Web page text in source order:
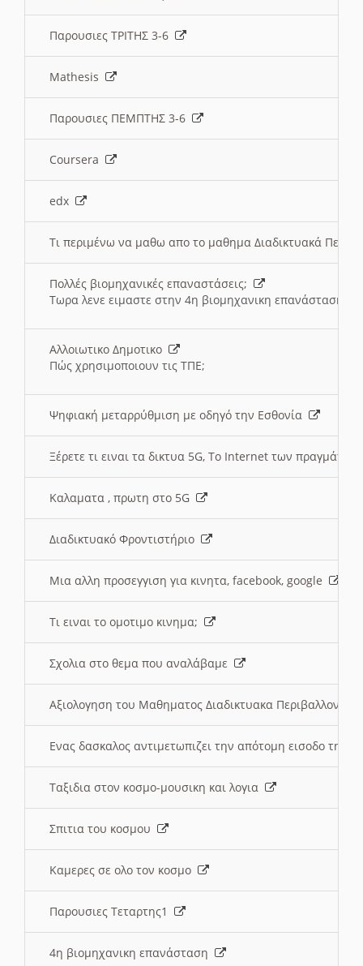
Παρουσιες ΤΡΙΤΗΣ 3-6
Mathesis
Παρουσιες ΠΕΜΠΤΗΣ 3-6
Coursera
edx
Τι περιμένω να μαθω απο το μαθημα Διαδικτυακά
Πολλές βιομηχανικές επαναστάσεις;
Τωρα λενε ειμαστε στην 4η βιομηχανικη επανάσταση
Αλλοιωτικο Δημοτικο
Πώς χρησιμοποιουν τις ΤΠΕ;
Ψηφιακή μεταρρύθμιση με οδηγό την Εσθονία
Ξέρετε τι ειναι τα δικτυα 5G, Το Internet των
Καλαματα , πρωτη στο 5G
Διαδικτυακό Φροντιστήριο
Μια αλλη προσεγγιση για κινητα, facebook, google
Τι ειναι το ομοτιμο κινημα;
Σχολια στο θεμα που αναλάβαμε
Αξιολογηση του Μαθηματος Διαδικτυακα
Ενας δασκαλος αντιμετωπιζει την απότομη εισοδο της
Ταξιδια στον κοσμο-μουσικη και λογια
Σπιτια του κοσμου
Καμερες σε ολο τον κοσμο
Παρουσιες Τεταρτης1
4η βιομηχανικη επανάσταση